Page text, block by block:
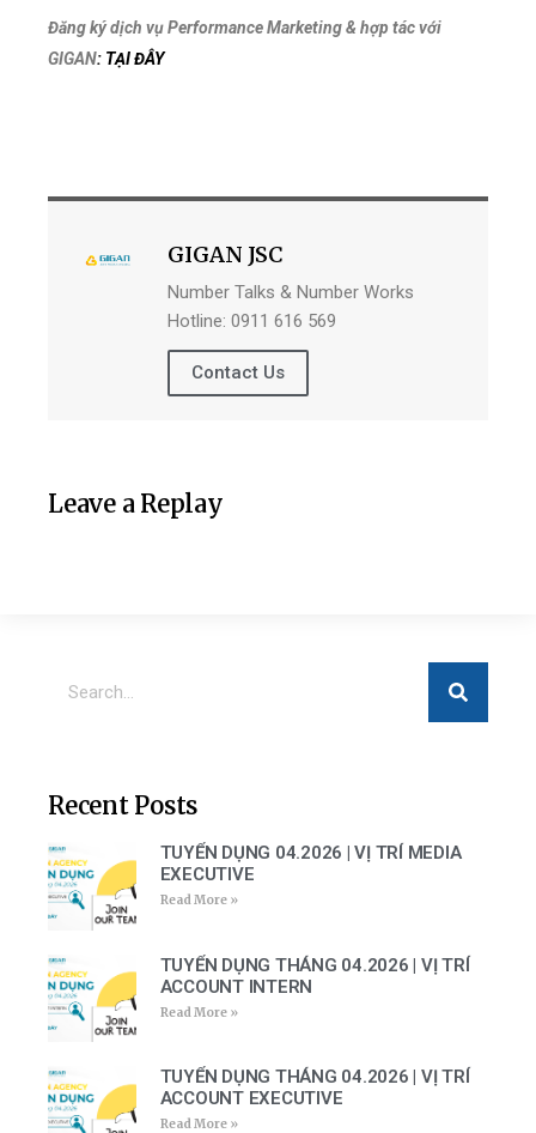
Đăng ký dịch vụ Performance Marketing & hợp tác với
GIGAN: TẠI ĐÂY
GIGAN JSC
Number Talks & Number Works
Hotline: 0911 616 569
Contact Us
Leave a Replay
Recent Posts
TUYỂN DỤNG 04.2026 | VỊ TRÍ MEDIA
EXECUTIVE
Read More »
TUYỂN DỤNG THÁNG 04.2026 | VỊ TRÍ
ACCOUNT INTERN
Read More »
TUYỂN DỤNG THÁNG 04.2026 | VỊ TRÍ
ACCOUNT EXECUTIVE
Read More »